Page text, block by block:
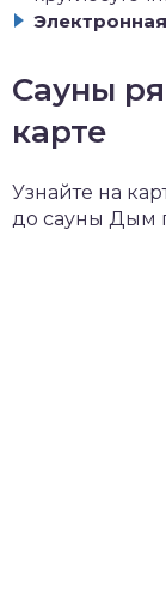
Сауны
карте
Узнайте на
до сауны Дым